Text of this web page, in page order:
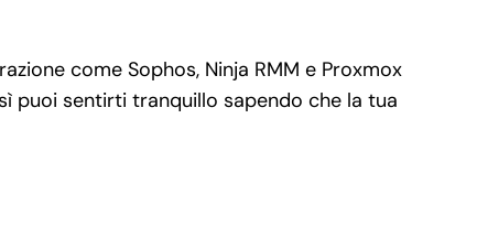
come Sophos, Ninja RMM e Proxmox
puoi sentirti tranquillo sapendo che la tua